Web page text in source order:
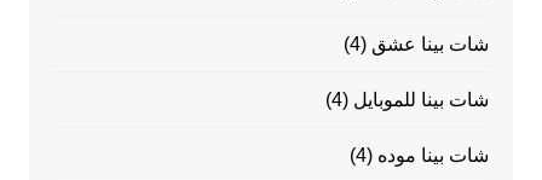
شات بينا عشق (4)
شات بينا للموبايل (4)
شات بينا موده (4)